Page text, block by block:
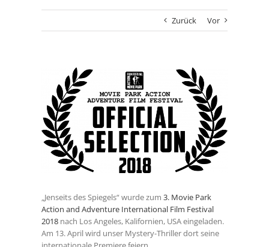
Zurück Vor
grösseres
Bild
„Jenseits des Spiegels“ wurde zum 3. Movie Park
Action and Adventure International Film Festival
2018nach Los Angeles, Kalifornien, USA eingeladen.
Am 13. April wird unser Mystery-Thriller dort seine